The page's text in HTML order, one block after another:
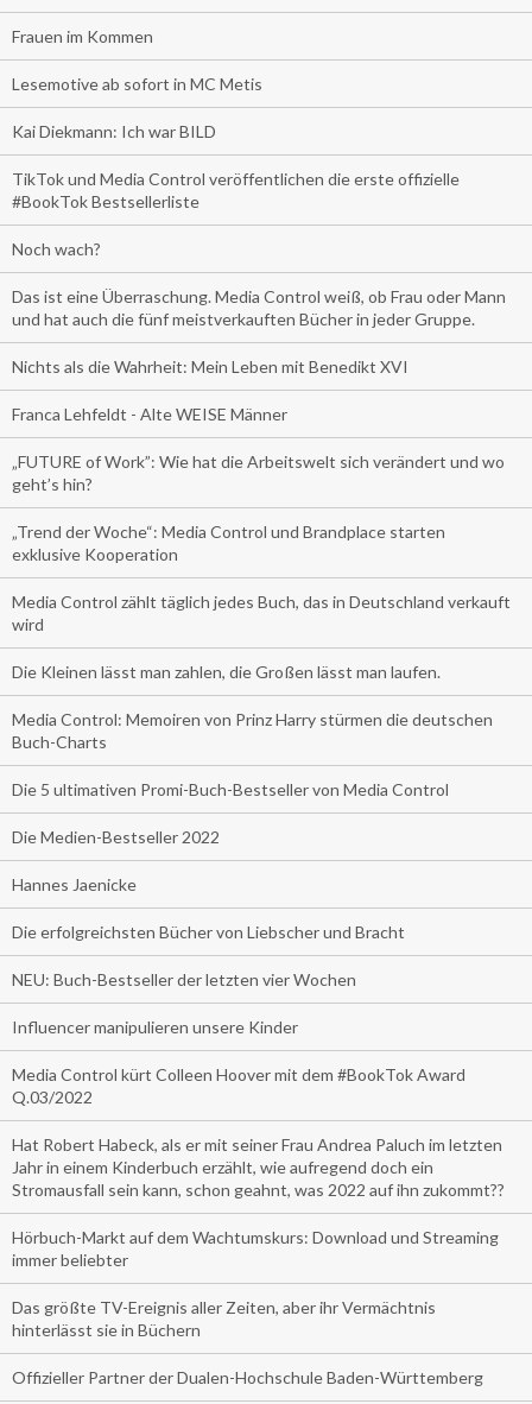
Frauen im Kommen
Lesemotive ab sofort in MC Metis
Kai Diekmann: Ich war BILD
TikTok und Media Control veröffentlichen die erste offizielle
#BookTok Bestsellerliste
Noch wach?
Das ist eine Überraschung. Media Control weiß, ob Frau oder Mann
und hat auch die fünf meistverkauften Bücher in jeder Gruppe.
Nichts als die Wahrheit: Mein Leben mit Benedikt XVI
Franca Lehfeldt - Alte WEISE Männer
„FUTURE of Work”: Wie hat die Arbeitswelt sich verändert und wo
geht’s hin?
„Trend der Woche“: Media Control und Brandplace starten
exklusive Kooperation
Media Control zählt täglich jedes Buch, das in Deutschland verkauft
wird
Die Kleinen lässt man zahlen, die Großen lässt man laufen.
Media Control: Memoiren von Prinz Harry stürmen die deutschen
Buch-Charts
Die 5 ultimativen Promi-Buch-Bestseller von Media Control
Die Medien-Bestseller 2022
Hannes Jaenicke
Die erfolgreichsten Bücher von Liebscher und Bracht
NEU: Buch-Bestseller der letzten vier Wochen
Influencer manipulieren unsere Kinder
Media Control kürt Colleen Hoover mit dem #BookTok Award
Q.03/2022
Hat Robert Habeck, als er mit seiner Frau Andrea Paluch im letzten
Jahr in einem Kinderbuch erzählt, wie aufregend doch ein
Stromausfall sein kann, schon geahnt, was 2022 auf ihn zukommt??
Hörbuch-Markt auf dem Wachtumskurs: Download und Streaming
immer beliebter
Das größte TV-Ereignis aller Zeiten, aber ihr Vermächtnis
hinterlässt sie in Büchern
Offizieller Partner der Dualen-Hochschule Baden-Württemberg